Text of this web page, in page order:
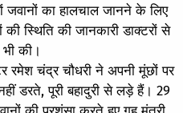
जवानों का हालचाल जानने के लिए
स्थिति की जानकारी डाक्टरों से
की।
रमेश चंद्र चौधरी ने अपनी मूंछों पर
डरते, पूरी बहादुरी से लड़े हैं। 29